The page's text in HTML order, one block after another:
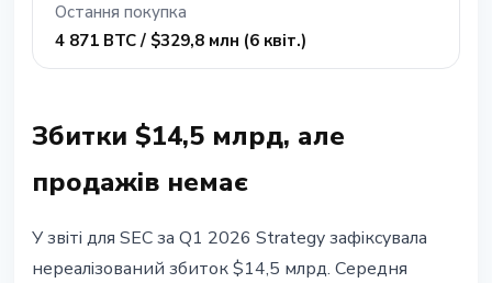
Остання покупка
4 871 BTC / $329,8 млн (6 квіт.)
Збитки $14,5 млрд, але
продажів немає
У звіті для SEC за Q1 2026 Strategy зафіксувала
нереалізований збиток $14,5 млрд. Середня